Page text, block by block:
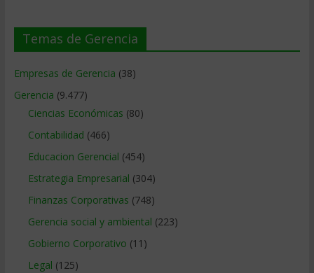
Temas de Gerencia
Empresas de Gerencia (38)
Gerencia (9.477)
Ciencias Económicas (80)
Contabilidad (466)
Educacion Gerencial (454)
Estrategia Empresarial (304)
Finanzas Corporativas (748)
Gerencia social y ambiental (223)
Gobierno Corporativo (11)
Legal (125)